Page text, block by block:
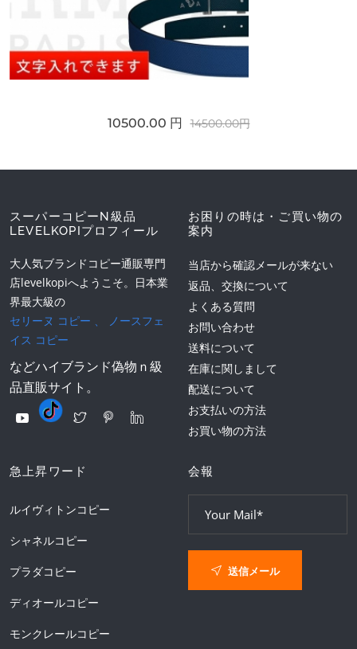
10500.00 円 14500.00円
スーパーコピーN級品
LEVELKOPIプロフィール
大人気ブランドコピー通販専門
店levelkopiへようこそ。日本業
界最大級の
セリーヌ コピー 、
ノースフェ
イス コピー
などハイブランド偽物ｎ級
品直販サイト。
お困りの時は・ご買い物の
案内
当店から確認メールが来ない
返品、交換について
よくある質問
お問い合わせ
送料について
在庫に関しまして
配送について
お支払いの方法
お買い物の方法
急上昇ワード
ルイヴィトンコピー
シャネルコピー
プラダコピー
ディオールコピー
モンクレールコピー
会報
送信メール